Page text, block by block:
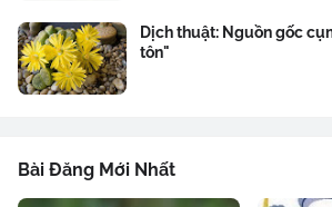
Dịch thuật: Nguồn gốc
tôn"
Bài Đăng Mới Nhất